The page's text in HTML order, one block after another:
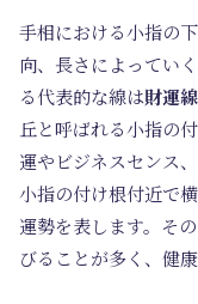
手相における小指の
向、長さによってい
る代表的な線は財運線
丘と呼ばれる小指の
運やビジネスセンス
小指の付け根付近で
運勢を表します。そ
びることが多く、健